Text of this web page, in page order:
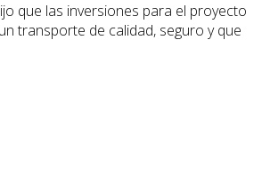
que las inversiones para el proyecto
transporte de calidad, seguro y que